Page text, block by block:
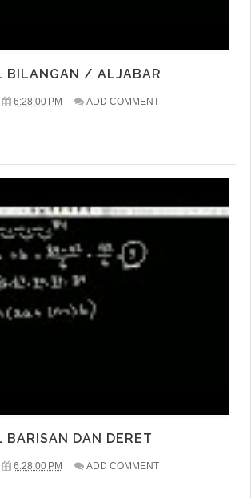
BILANGAN / ALJABAR
6:28:00 PM ADD COMMENT
BARISAN DAN DERET
6:28:00 PM ADD COMMENT